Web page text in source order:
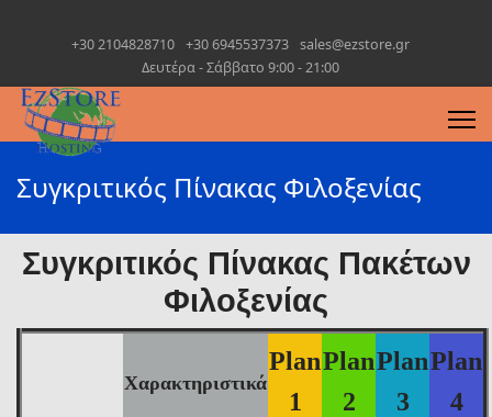
+30 2104828710 +30 6945537373 sales@ezstore.gr
Δευτέρα - Σάββατο 9:00 - 21:00
Συγκριτικός Πίνακας Φιλοξενίας
Συγκριτικός Πίνακας Πακέτων
Φιλοξενίας
Χαρακτηριστικά
Plan
1
Plan
2
Plan
3
Plan
4